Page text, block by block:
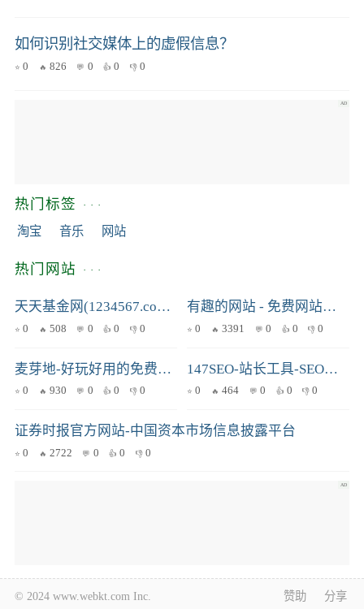
如何识别社交媒体上的虚假信息？
0 826 0 0 0
热门标签
淘宝 音乐 网站
热门网站
天天基金网(1234567.com.cn) --首批独立基金销售机构-- 东方财富网旗下基金平台!
0 508 0 0 0
有趣的网站 - 免费网站入口大全
0 3391 0 0 0
麦芽地-好玩好用的免费手机游戏软件下载网站
0 930 0 0 0
147SEO-站长工具-SEO工具-147采集-147发布-一米集客科技
0 464 0 0 0
证券时报官方网站-中国资本市场信息披露平台
0 2722 0 0 0
赞助 分享
© 2024 www.webkt.com Inc.